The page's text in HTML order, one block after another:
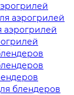
аэрогрилей
аэрогрилей
блендеров